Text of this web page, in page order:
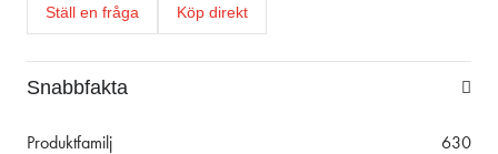
Ställ en fråga Köp direkt
Snabbfakta
Produktfamilj
630